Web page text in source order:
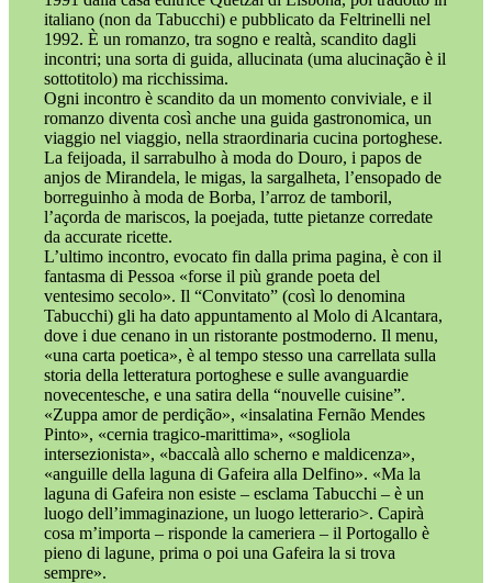
italiano (non da Tabucchi) e pubblicato da Feltrinelli nel
1992. È un romanzo, tra sogno e realtà, scandito dagli
incontri; una sorta di guida, allucinata (uma alucinação è il
sottotitolo) ma ricchissima.
Ogni incontro è scandito da un momento conviviale, e il
romanzo diventa così anche una guida gastronomica, un
viaggio nel viaggio, nella straordinaria cucina portoghese.
La feijoada, il sarrabulho à moda do Douro, i papos de
anjos de Mirandela, le migas, la sargalheta, l’ensopado de
borreguinho à moda de Borba, l’arroz de tamboril,
l’aҫorda de mariscos, la poejada, tutte pietanze corredate
da accurate ricette.
L’ultimo incontro, evocato fin dalla prima pagina, è con il
fantasma di Pessoa «forse il più grande poeta del
ventesimo secolo». Il “Convitato” (così lo denomina
Tabucchi) gli ha dato appuntamento al Molo di Alcantara,
dove i due cenano in un ristorante postmoderno. Il menu,
«una carta poetica», è al tempo stesso una carrellata sulla
storia della letteratura portoghese e sulle avanguardie
novecentesche, e una satira della “nouvelle cuisine”.
«Zuppa amor de perdição», «insalatina Fernão Mendes
Pinto», «cernia tragico-marittima», «sogliola
intersezionista», «baccalà allo scherno e maldicenza»,
«anguille della laguna di Gafeira alla Delfino». «Ma la
laguna di Gafeira non esiste – esclama Tabucchi – è un
luogo dell’immaginazione, un luogo letterario>. Capirà
cosa m’importa – risponde la cameriera – il Portogallo è
pieno di lagune, prima o poi una Gafeira la si trova
sempre».